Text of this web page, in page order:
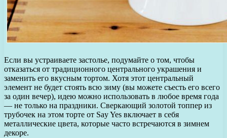
Если вы устраиваете застолье, подумайте о том, чтобы
отказаться от традиционного центрального украшения и
заменить его вкусным тортом. Хотя этот центральный
элемент не будет стоять всю зиму (вы можете съесть его всего
за один вечер), идею можно использовать в любое время года
— не только на праздники. Сверкающий золотой топпер из
трубочек на этом торте от Say Yes включает в себя
металлические цвета, которые часто встречаются в зимнем
декоре.